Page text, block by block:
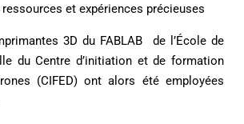
et expériences précieuses
3D du FABLAB de l’École de
du Centre d’initiation et de formation
(CIFED) ont alors été employées